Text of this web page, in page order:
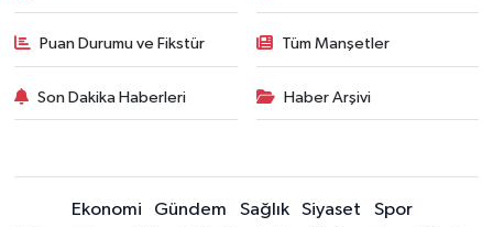
Puan Durumu ve Fikstür Tüm Manşetler
Son Dakika Haberleri Haber Arşivi
Ekonomi Gündem Sağlık Siyaset
Spor